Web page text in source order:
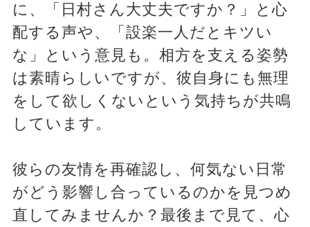
に、「日村さん大丈夫ですか？」と心
配する声や、「設楽一人だとキツい
な」という意見も。相方を支える姿勢
は素晴らしいですが、彼自身にも無理
をして欲しくないという気持ちが共鳴
しています。
彼らの友情を再確認し、何気ない日常
がどう影響し合っているのかを見つめ
直してみませんか？最後まで見て、心